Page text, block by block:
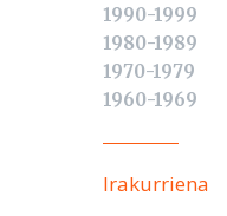
1990-1999
1980-1989
1970-1979
1960-1969
Irakurriena